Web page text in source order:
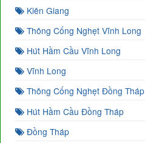
Kiên Giang
Thông Cống Nghẹt Vĩnh Long
Hút Hầm Cầu Vĩnh Long
Vĩnh Long
Thông Cống Nghẹt Đồng Tháp
Hút Hầm Cầu Đồng Tháp
Đồng Tháp